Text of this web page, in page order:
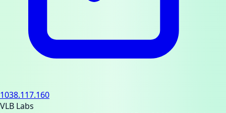
1038.117.160
VLB Labs